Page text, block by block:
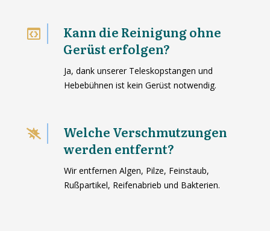
Kann die Reinigung ohne
Gerüst erfolgen?
Ja, dank unserer Teleskopstangen und
Hebebühnen ist kein Gerüst notwendig.
Welche Verschmutzungen
werden entfernt?
Wir entfernen Algen, Pilze, Feinstaub,
Rußpartikel, Reifenabrieb und Bakterien.